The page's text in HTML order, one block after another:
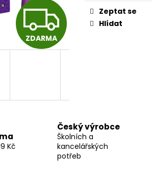
Zeptat se
Hlídat
Z
D
A
R
M
ZDARMA
Kč
Český výrobce
Školních a
kancelářských
potřeb